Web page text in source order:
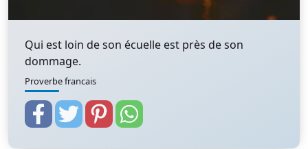
Qui est loin de son écuelle est près de son
dommage.
Proverbe francais